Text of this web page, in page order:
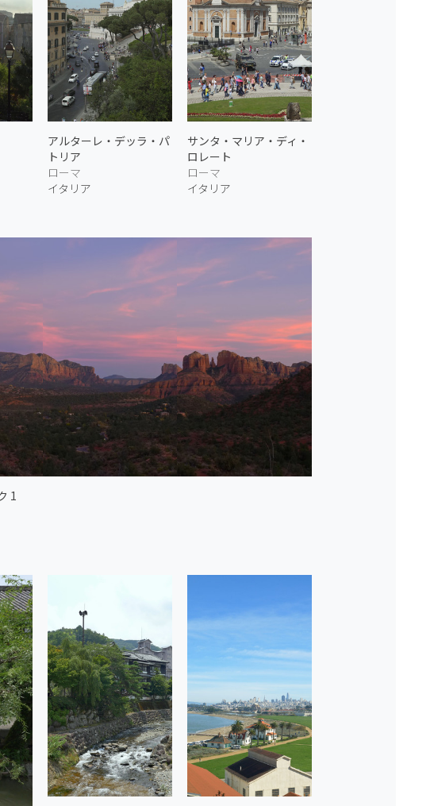
アルターレ・デッラ・パ
トリア
ローマ
イタリア
サンタ・マリア・ディ・
ロレート
ローマ
イタリア
1